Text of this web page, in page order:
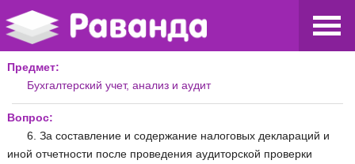
Предмет:
Бухгалтерский учет, анализ и аудит
Вопрос:
6. За составление и содержание налоговых деклараций и
иной отчетности после проведения аудиторской проверки